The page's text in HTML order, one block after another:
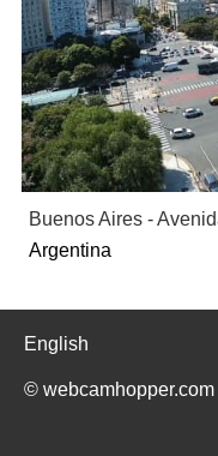
Buenos Aires -
Argentina
English
© webcamhopper.com